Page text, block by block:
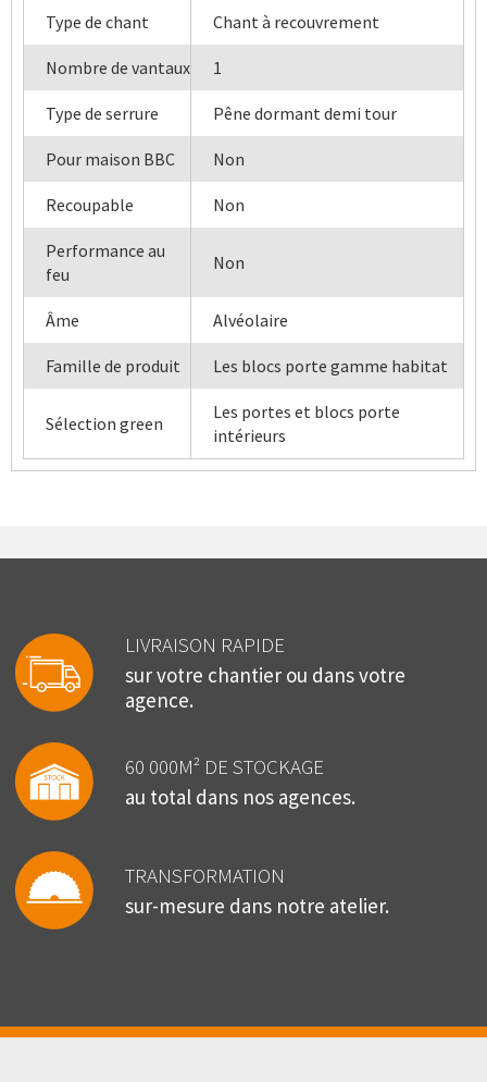
Type de chant Chant à recouvrement
Nombre de vantaux 1
Type de serrure Pêne dormant demi tour
Pour maison BBC Non
Recoupable Non
Performance au
feu
Non
Âme Alvéolaire
Famille de produit Les blocs porte gamme habitat
Sélection green
Les portes et blocs porte
intérieurs
LIVRAISON RAPIDE
sur votre chantier ou dans votre
agence.
60 000M² DE STOCKAGE
au total dans nos agences.
TRANSFORMATION
sur-mesure dans notre atelier.